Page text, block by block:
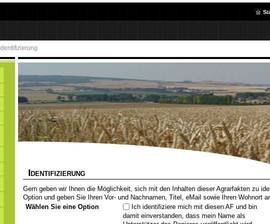
Identifizierung
I DENTIFIZIERUNG
Gern geben wir Ihnen die Möglichkeit, sich mit den Inhalten dieser Agrarfakten zu
Option und geben Sie Ihren Vor- und Nachnamen, Titel, eMail sowie Ihren Wohnort
Wählen Sie eine Option
Ich identifiziere mich mit diesen AF und bin
damit einverstanden, dass mein Name als